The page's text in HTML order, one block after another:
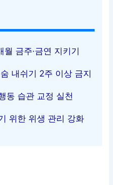
월 금주·금연 지키기
내쉬기 2주 이상 금지
동 습관 교정 실천
위한 위생 관리 강화